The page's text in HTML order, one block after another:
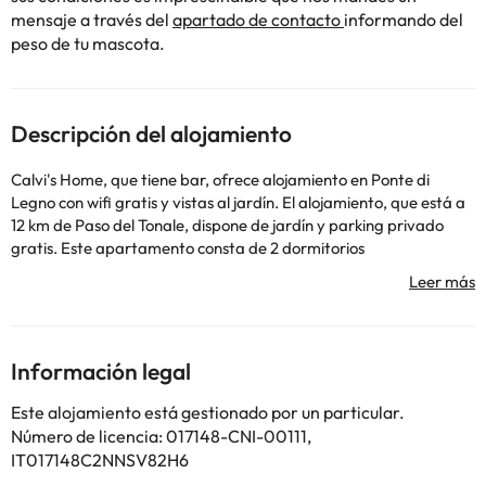
mensaje a través del apartado de contacto informando del
peso de tu mascota.
Descripción del alojamiento
Calvi's Home, que tiene bar, ofrece alojamiento en Ponte di
Legno con wifi gratis y vistas al jardín. El alojamiento, que está a
12 km de Paso del Tonale, dispone de jardín y parking privado
gratis. Este apartamento consta de 2 dormitorios
Please note that bed linen and towels are not provided. Guests
can bring their own or rent them at the property for the following
extra charges: 15 EUR per person per stay.En este alojamiento no
se pueden celebrar despedidas de soltero o soltera ni fiestas
similares.
Información legal
Este alojamiento está gestionado por un particular.
Número de licencia: 017148-CNI-00111,
IT017148C2NNSV82H6